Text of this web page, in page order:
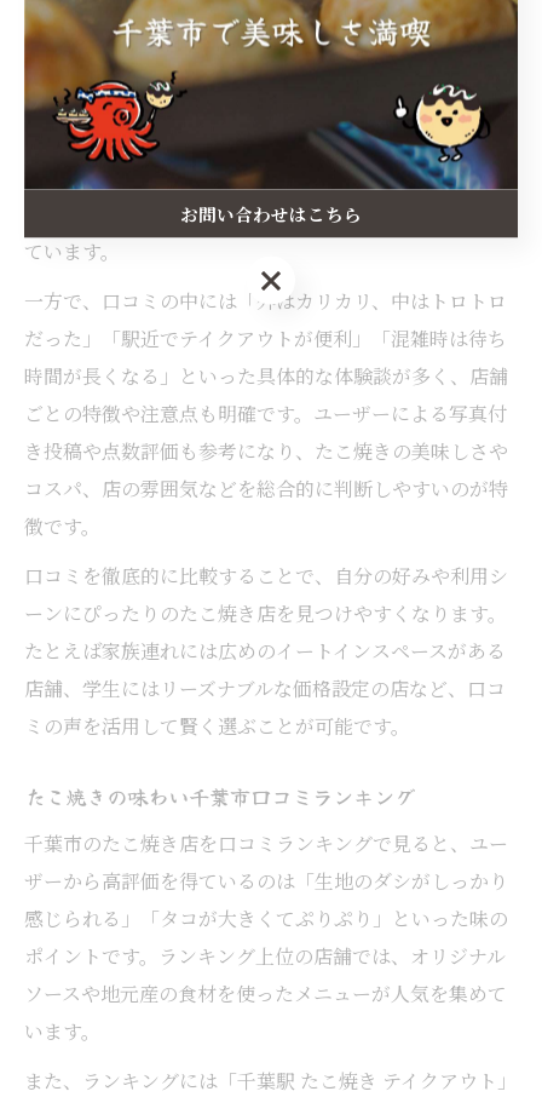
千葉県千葉市でたこ焼き店を探す際、多くの人が参考に
するのが「口コミ」です。口コミには味や食感、サービ
ス、立地の利便性など、実際に訪れた人のリアルな声が
集まっており、味選びの大きな指標となります。特に
「千葉 県 たこ焼きランキング」や「美味しいたこ焼き
千葉」といった検索ワードで口コミを比較する人が増え
ています。
一方で、口コミの中には「外はカリカリ、中はトロトロ
だった」「駅近でテイクアウトが便利」「混雑時は待ち
時間が長くなる」といった具体的な体験談が多く、店舗
ごとの特徴や注意点も明確です。ユーザーによる写真付
き投稿や点数評価も参考になり、たこ焼きの美味しさや
コスパ、店の雰囲気などを総合的に判断しやすいのが特
徴です。
口コミを徹底的に比較することで、自分の好みや利用シ
ーンにぴったりのたこ焼き店を見つけやすくなります。
たとえば家族連れには広めのイートインスペースがある
店舗、学生にはリーズナブルな価格設定の店など、口コ
ミの声を活用して賢く選ぶことが可能です。
たこ焼きの味わい千葉市口コミランキング
千葉市のたこ焼き店を口コミランキングで見ると、ユー
ザーから高評価を得ているのは「生地のダシがしっかり
感じられる」「タコが大きくてぷりぷり」といった味の
ポイントです。ランキング上位の店舗では、オリジナル
ソースや地元産の食材を使ったメニューが人気を集めて
います。
また、ランキングには「千葉駅 たこ焼き テイクアウト」
お問い合わせはこちら
お問い合わせはこちら